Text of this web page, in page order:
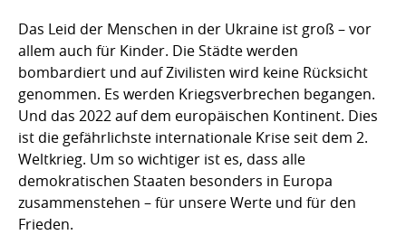
Das Leid der Menschen in der Ukraine ist groß – vor
allem auch für Kinder. Die Städte werden
bombardiert und auf Zivilisten wird keine Rücksicht
genommen. Es werden Kriegsverbrechen begangen.
Und das 2022 auf dem europäischen Kontinent. Dies
ist die gefährlichste internationale Krise seit dem 2.
Weltkrieg. Um so wichtiger ist es, dass alle
demokratischen Staaten besonders in Europa
zusammenstehen – für unsere Werte und für den
Frieden.